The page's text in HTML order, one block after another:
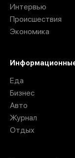
Интервью
Происшествия
Экономика
Еда
Бизнес
Авто
Журнал
Отдых